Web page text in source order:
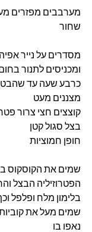
מערבבים מפזרים
שחור
מסדרים על נייר אפיה
כרבע שעה עד
מצננים מעט
קוצצים חצי צרור
בצל סגול קטן
חופן חמוציות
שמים את הקוסקוס
הפטרוזיליה הבצל
בלימון מלח ופלפל
שמים מעל את
נאפו בו